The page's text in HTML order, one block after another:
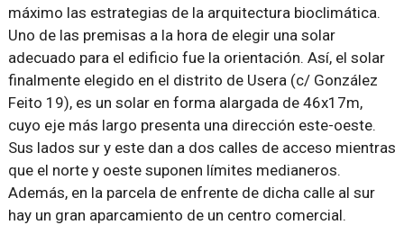
máximo las estrategias de la arquitectura bioclimática.
Uno de las premisas a la hora de elegir una solar
adecuado para el edificio fue la orientación. Así, el solar
finalmente elegido en el distrito de Usera (c/ González
Feito 19), es un solar en forma alargada de 46x17m,
cuyo eje más largo presenta una dirección este-oeste.
Sus lados sur y este dan a dos calles de acceso mientras
que el norte y oeste suponen límites medianeros.
Además, en la parcela de enfrente de dicha calle al sur
hay un gran aparcamiento de un centro comercial.